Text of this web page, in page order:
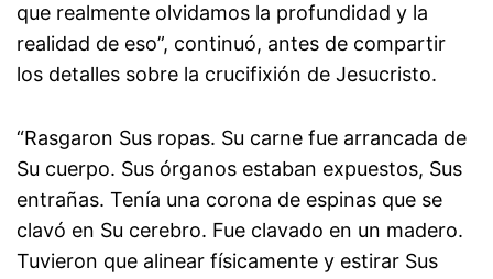
que realmente olvidamos la profundidad y la
realidad de eso”, continuó, antes de compartir
los detalles sobre la crucifixión de Jesucristo.
“Rasgaron Sus ropas. Su carne fue arrancada de
Su cuerpo. Sus órganos estaban expuestos, Sus
entrañas. Tenía una corona de espinas que se
clavó en Su cerebro. Fue clavado en un madero.
Tuvieron que alinear físicamente y estirar Sus